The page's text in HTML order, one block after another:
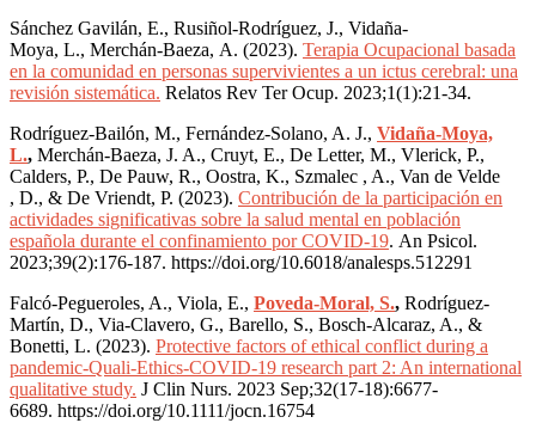
Sánchez Gavilán, E., Rusiñol-Rodríguez, J., Vidaña-
Moya, L., Merchán-Baeza, A. (2023). Terapia Ocupacional basada
en la comunidad en personas supervivientes a un ictus cerebral: una
revisión sistemática. Relatos Rev Ter Ocup. 2023;1(1):21-34.
Rodríguez-Bailón, M., Fernández-Solano, A. J., Vidaña-Moya,
L., Merchán-Baeza, J. A., Cruyt, E., De Letter, M., Vlerick, P.,
Calders, P., De Pauw, R., Oostra, K., Szmalec , A., Van de Velde
, D., & De Vriendt, P. (2023). Contribución de la participación en
actividades significativas sobre la salud mental en población
española durante el confinamiento por COVID-19. An Psicol.
2023;39(2):176-187. https://doi.org/10.6018/analesps.512291
Falcó-Pegueroles, A., Viola, E., Poveda-Moral, S., Rodríguez-
Martín, D., Via-Clavero, G., Barello, S., Bosch-Alcaraz, A., &
Bonetti, L. (2023). Protective factors of ethical conflict during a
pandemic-Quali-Ethics-COVID-19 research part 2: An international
qualitative study. J Clin Nurs. 2023 Sep;32(17-18):6677-
6689. https://doi.org/10.1111/jocn.16754